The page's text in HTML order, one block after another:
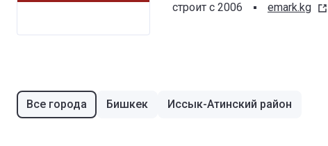
строит с 2006 emark.kg
Все города Бишкек Иссык-Атинский район